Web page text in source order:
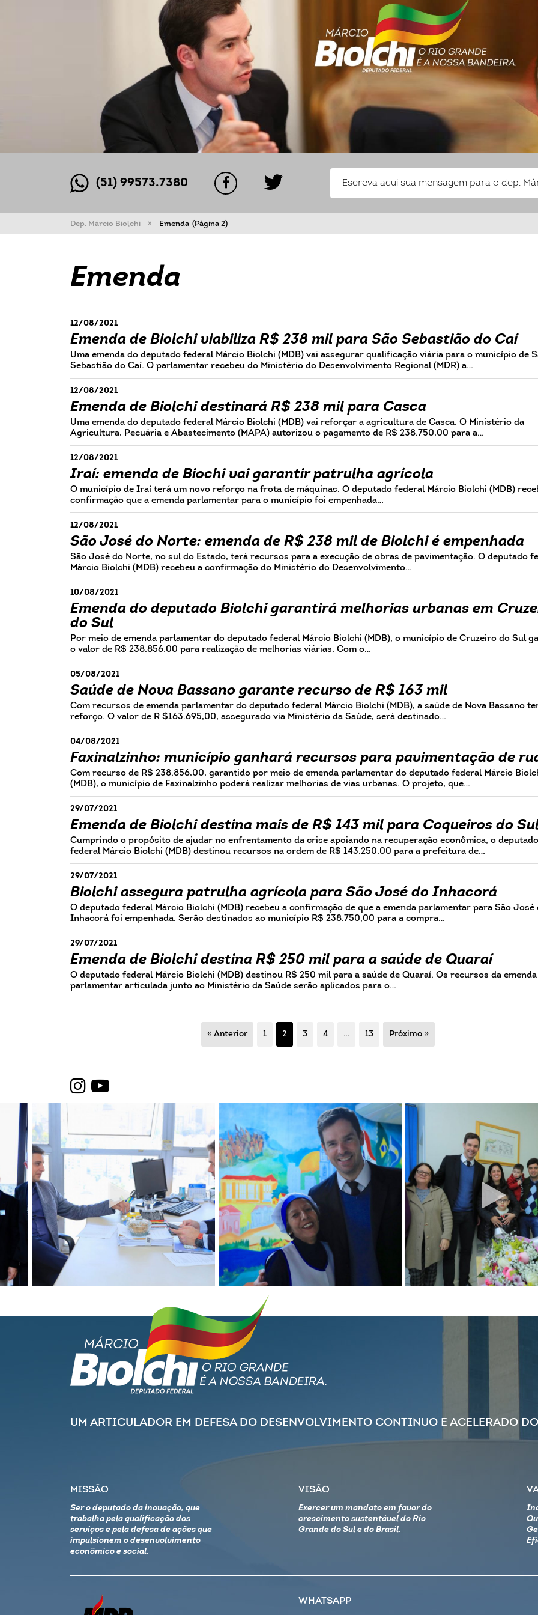
(51) 99573.7380
Dep. Márcio Biolchi Emenda (Página 2)
Emenda
12/08/2021
Emenda de Biolchi viabiliza R$ 238 mil para São Sebastião do Caí
Uma emenda do deputado federal Márcio Biolchi (MDB) vai assegurar qualificação viária para o município de
Sebastião do Caí. O parlamentar recebeu do Ministério do Desenvolvimento Regional (MDR) a…
12/08/2021
Emenda de Biolchi destinará R$ 238 mil para Casca
Uma emenda do deputado federal Márcio Biolchi (MDB) vai reforçar a agricultura de Casca. O Ministério da
Agricultura, Pecuária e Abastecimento (MAPA) autorizou o pagamento de R$ 238.750,00 para a…
12/08/2021
Iraí: emenda de Biochi vai garantir patrulha agrícola
O município de Iraí terá um novo reforço na frota de máquinas. O deputado federal Márcio Biolchi (MDB)
confirmação que a emenda parlamentar para o município foi empenhada…
12/08/2021
São José do Norte: emenda de R$ 238 mil de Biolchi é empenhada
São José do Norte, no sul do Estado, terá recursos para a execução de obras de pavimentação. O deputado
Márcio Biolchi (MDB) recebeu a confirmação do Ministério do Desenvolvimento…
10/08/2021
Emenda do deputado Biolchi garantirá melhorias urbanas em
do Sul
Por meio de emenda parlamentar do deputado federal Márcio Biolchi (MDB), o município de Cruzeiro do Sul
o valor de R$ 238.856,00 para realização de melhorias viárias. Com o…
05/08/2021
Saúde de Nova Bassano garante recurso de R$ 163 mil
Com recursos de emenda parlamentar do deputado federal Márcio Biolchi (MDB), a saúde de Nova Bassano
reforço. O valor de R $163.695,00, assegurado via Ministério da Saúde, será destinado…
04/08/2021
Faxinalzinho: município ganhará recursos para pavimentação de
Com recurso de R$ 238.856,00, garantido por meio de emenda parlamentar do deputado federal Márcio
(MDB), o município de Faxinalzinho poderá realizar melhorias de vias urbanas. O projeto, que…
29/07/2021
Emenda de Biolchi destina mais de R$ 143 mil para Coqueiros do
Cumprindo o propósito de ajudar no enfrentamento da crise apoiando na recuperação econômica, o deputado
federal Márcio Biolchi (MDB) destinou recursos na ordem de R$ 143.250,00 para a prefeitura de…
29/07/2021
Biolchi assegura patrulha agrícola para São José do Inhacorá
O deputado federal Márcio Biolchi (MDB) recebeu a confirmação de que a emenda parlamentar para São José
Inhacorá foi empenhada. Serão destinados ao município R$ 238.750,00 para a compra…
29/07/2021
Emenda de Biolchi destina R$ 250 mil para a saúde de Quaraí
O deputado federal Márcio Biolchi (MDB) destinou R$ 250 mil para a saúde de Quaraí. Os recursos da emenda
parlamentar articulada junto ao Ministério da Saúde serão aplicados para o…
« Anterior 1 2 3 4 … 13 Próximo »
UM ARTICULADOR EM DEFESA DO DESENVOLVIMENTO CONTINUO E ACELERADO
MISSÃO
Ser o deputado da inovação, que
trabalha pela qualificação dos
serviços e pela defesa de ações que
impulsionem o desenvolvimento
econômico e social.
VISÃO
Exercer um mandato em favor do
crescimento sustentável do Rio
Grande do Sul e do Brasil.
WHATSAPP